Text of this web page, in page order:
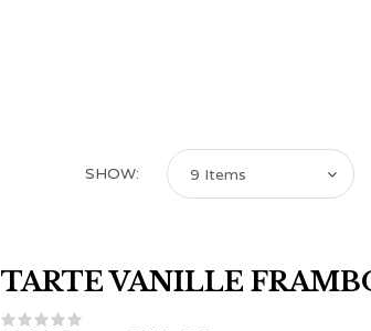
SHOW: 9 Items
TARTE VANILLE